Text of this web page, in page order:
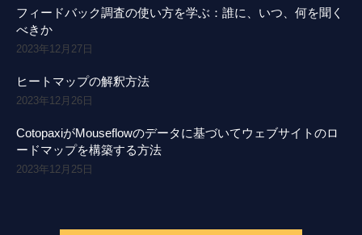
フィードバック調査の使い方を学ぶ：誰に、いつ、何を聞く
べきか
2023年12月27日
ヒートマップの解釈方法
2023年12月26日
CotopaxiがMouseflowのデータに基づいてウェブサイトのロ
ードマップを構築する方法
2023年12月25日